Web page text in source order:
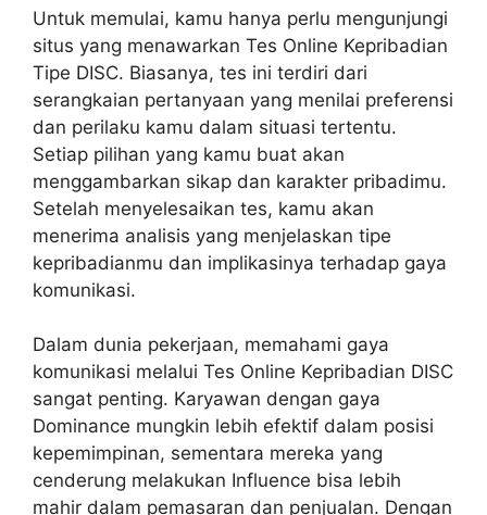
Untuk memulai, kamu hanya perlu mengunjungi
situs yang menawarkan Tes Online Kepribadian
Tipe DISC. Biasanya, tes ini terdiri dari
serangkaian pertanyaan yang menilai preferensi
dan perilaku kamu dalam situasi tertentu.
Setiap pilihan yang kamu buat akan
menggambarkan sikap dan karakter pribadimu.
Setelah menyelesaikan tes, kamu akan
menerima analisis yang menjelaskan tipe
kepribadianmu dan implikasinya terhadap gaya
komunikasi.
Dalam dunia pekerjaan, memahami gaya
komunikasi melalui Tes Online Kepribadian DISC
sangat penting. Karyawan dengan gaya
Dominance mungkin lebih efektif dalam posisi
kepemimpinan, sementara mereka yang
cenderung melakukan Influence bisa lebih
mahir dalam pemasaran dan penjualan. Dengan